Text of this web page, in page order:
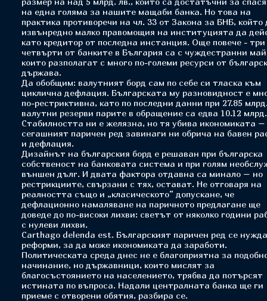
на една голяма за нашите мащаби банка. Но това на
практика противоречи на чл. 33 от Закона за БНБ, който
извънредно малко правомощия на институцията да
като кредитор от последна инстанция. Още повече - три
четвърти от банките в България са с чуждестранни
които разполагат с много по-големи ресурси от
държава.
Да обобщим: валутният борд сам по себе си тласка към
циклична дефлация. Българската му разновидност е
по-рестриктивна, като по последни данни при 27.85
валутни резерви парите в обращение са едва 10.12
Стабилността ни е желязна, но тя убива икономиката –
сегашният паричен ред завинаги ни обрича на бавен
и дефлация.
Дизайнът на българския борд е решаван при българска
собственост на банковата система и при голям
външен дълг. И двата фактора отдавна са минало – но
рестрикциите, свързани с тях, остават. Не отговаря на
реалността също и „класическото” допускане, че
дефлационно намаляване на паричното предлагане ще
доведе до по-високи лихви: светът от няколко години
с нулеви лихви.
Carthago delenda est. Българският паричен ред се
реформи, за да може икономиката да заработи.
Политическата среда днес не е благоприятна за
начинание, но държавници, които мислят за
благосъстоянието на населението, трябва да потърсят
истината по въпроса. Надали централната банка ще ги
приеме с отворени обятия, разбира се.